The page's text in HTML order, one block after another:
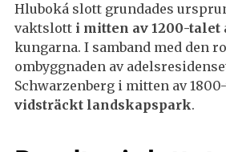
Hluboká slott grundades
vaktslott i mitten av 1200-talet
kungarna. I samband med den
ombyggnaden av
Schwarzenberg i mitten av
vidsträckt landskapspark.